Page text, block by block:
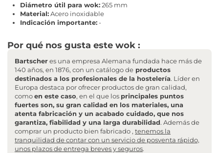
Diámetro útil para wok:265 mm
Material:Acero inoxidable
Indicación importante:-
Por qué nos gusta este wok :
Bartscheres una empresa Alemana fundada hace más de
140 años, en 1876, con un catálogo de productos
destinados a los profesionales de la hostelería. Líder en
Europa destaca por ofrecer productos de gran calidad,
comoen este caso, en el que los principales puntos
fuertes son, su gran calidad en los materiales, una
atenta fabricación y un acabado cuidado, que nos
garantiza, fiabilidad y una larga durabilidad. Además de
comprar un producto bien fabricado , tenemos la
tranquilidad de contar con un servicio de posventa rápido,
unos plazos de entrega breves y seguros.